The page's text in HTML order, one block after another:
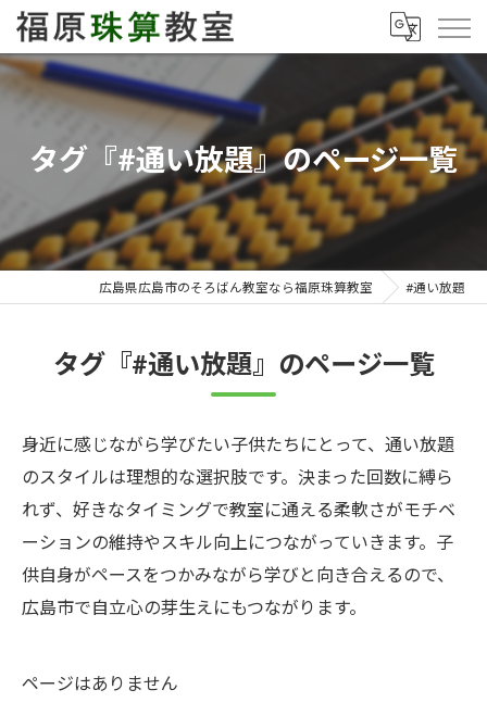
タグ『#通い放題』のページ一覧
広島県広島市のそろばん教室なら福原珠算教室 #通い放題
タグ『#通い放題』のページ一覧
身近に感じながら学びたい子供たちにとって、通い放題
のスタイルは理想的な選択肢です。決まった回数に縛ら
れず、好きなタイミングで教室に通える柔軟さがモチベ
ーションの維持やスキル向上につながっていきます。子
供自身がペースをつかみながら学びと向き合えるので、
広島市で自立心の芽生えにもつながります。
ページはありません